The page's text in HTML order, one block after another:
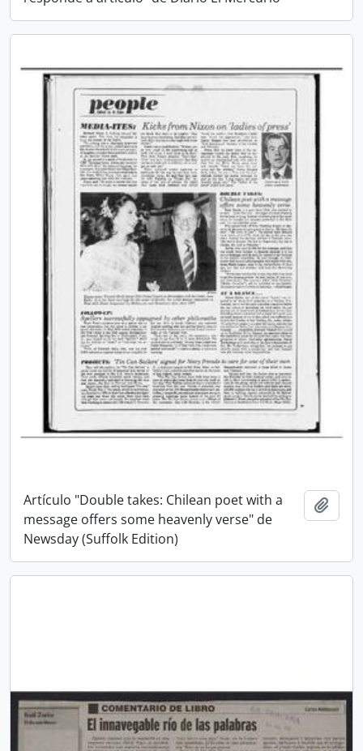
Artículo "Double takes: Chilean poet with a
message offers some heavenly verse" de
Newsday (Suffolk Edition)